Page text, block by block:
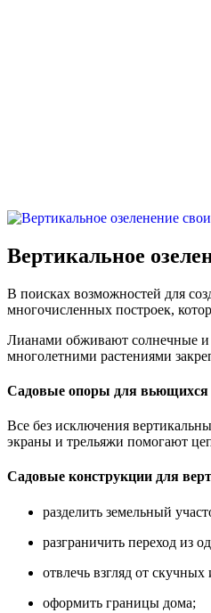
Вертикальное
В поисках возможностей для
многочисленных построек,
Лианами обживают солнечные и
многолетними растениями
Садовые опоры для вьющихся
Все без исключения
экраны и трельяжи помогают
Садовые конструкции для
разделить земельный
разграничить переход из
отвлечь взгляд от
оформить границы дома;